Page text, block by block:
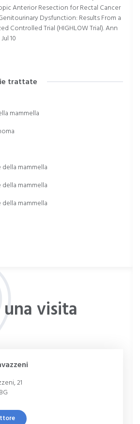
Anterior Resection for Rectal Cancer
Dysfunction: Results From a
Controlled Trial (HIGHLOW Trial). Ann
10
trattate
mammella
mammella
mammella
mammella
visita
21